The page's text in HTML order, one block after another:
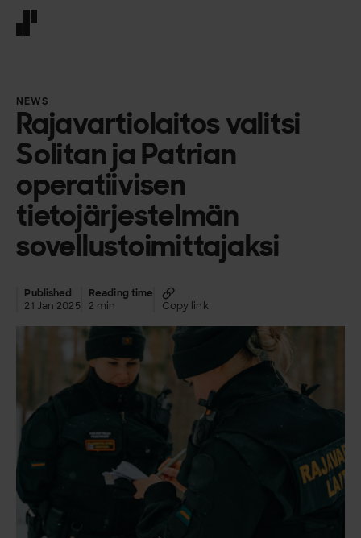
NEWS
Rajavartiolaitos valitsi
Solitan ja Patrian
operatiivisen
tietojärjestelmän
sovellustoimittajaksi
Published
21 Jan 2025
Reading time
2 min
Copy link